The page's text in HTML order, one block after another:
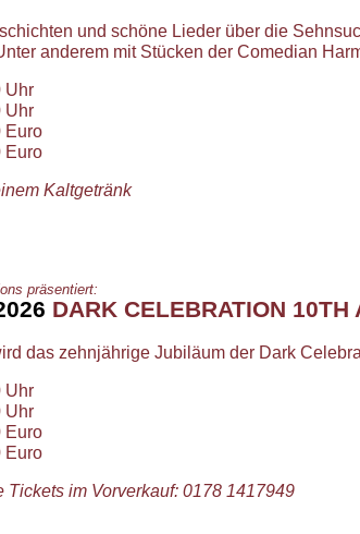
und schöne Lieder über die
anderem mit Stücken der Comedian
Uhr
Uhr
Euro
Euro
Kaltgetränk
präsentiert:
DARK CELEBRATION 10TH
das zehnjährige Jubiläum der Dark
Uhr
Uhr
Euro
Euro
Tickets im Vorverkauf: 0178 1417949